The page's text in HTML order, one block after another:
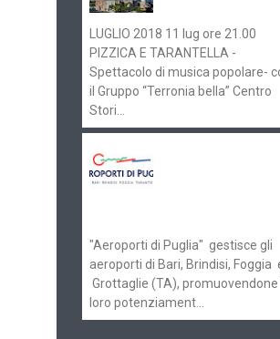
LUGLIO 2018 11 lug ore 21.00
PIZZICA E TARANTELLA -
Spettacolo di musica popolare-
il Gruppo “Terronia bella” Centro
Stori...
"Aeroporti di Puglia" gestisce gli
aeroporti di Bari, Brindisi, Foggia
Grottaglie (TA), promuovendone
loro potenziament...